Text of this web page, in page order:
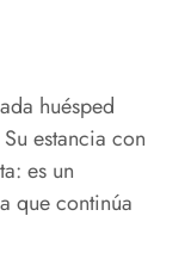
huésped
estancia con
es un
que continúa